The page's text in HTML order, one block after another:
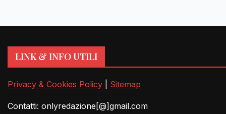
LINK & INFO UTILI
Privacy & Cookies Policy Sitemap
Contatti: onlyredazione[@]gmail.com